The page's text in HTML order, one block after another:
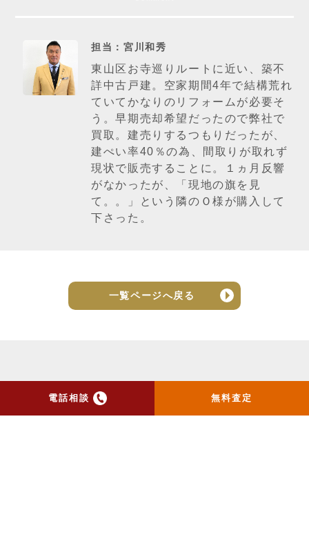
電話相談 無料査定
担当：宮川和秀
東山区お寺巡りルートに近い、築不
詳中古戸建。空家期間4年で結構荒れ
ていてかなりのリフォームが必要そ
う。早期売却希望だったので弊社で
買取。建売りするつもりだったが、
建ぺい率40％の為、間取りが取れず
現状で販売することに。１ヵ月反響
がなかったが、「現地の旗を見
て。。」という隣のＯ様が購入して
下さった。
一覧ページへ戻る